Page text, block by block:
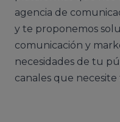
agencia de
y te proponemos
comunicación y
necesidades de tu
canales que